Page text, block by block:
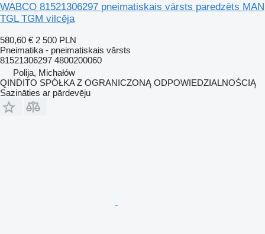
WABCO 81521306297 pneimatiskais vārsts paredzēts MAN
TGL TGM vilcēja
580,60 € 2 500 PLN
Pneimatika - pneimatiskais vārsts
81521306297 4800200060
Polija, Michałów
QINDITO SPÓŁKA Z OGRANICZONĄ ODPOWIEDZIALNOŚCIĄ
Sazināties ar pārdevēju